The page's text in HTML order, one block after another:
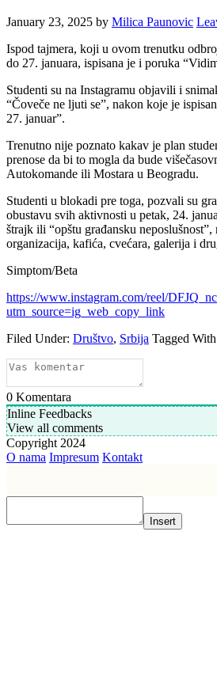
January 23, 2025 by Milica Paunovic
Ispod tajmera, koji u ovom trenutku
do 27. januara, ispisana je i poruka
Studenti su na Instagramu objavili i
“Čoveče ne ljuti se”, nakon koje je
27. januar”.
Trenutno nije poznato kakav je plan
prenose da bi to mogla da bude
Autokomande ili Mostara u Beogradu.
Studenti u blokadi pre toga, pozvali su
obustavu svih aktivnosti u petak, 24.
štrajk ili “opštu građansku neposlušnost”,
organizacija, kafića, cvećara, galerija i
Simptom/Beta
https://www.instagram.com/reel/
utm_source=ig_web_copy_link
Filed Under: Društvo, Srbija Tagged
0 Komentara
Inline Feedbacks
View all comments
Copyright 2024
O nama Impresum Kontakt
Insert